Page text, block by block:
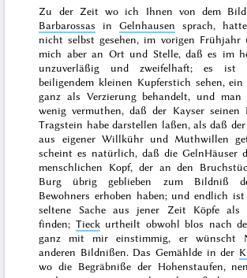
Zu der Zeit wo ich Ihnen von dem
Barbarossas inGelnhausen sprach,
nicht selbst gesehen, im vorigen Frühjahr
mich aber an Ort und Stelle, daß es im
unzuverläßig und zweifelhaft; es ist
beiligendem kleinen Kupferstich sehen,
ganz als Verzierung behandelt, und man
wenig vermuthen, daß der Kayser seinen
Tragstein habe darstellen laßen, als daß
aus eigener Willkühr und Muthwillen
scheint es natürlich, daß die GelnHäuser
menschlichen Kopf, der an den
Burg übrig geblieben zum Bildniß
Bewohners erhoben haben; und endlich
seltene Sache aus jener Zeit Köpfe als
finden; Tieckurtheilt obwohl blos nach
ganz mit mir einstimmig, er wünscht
anderen Bildnißen. Das Gemählde in der
wo die Begräbniße der Hohenstaufen,